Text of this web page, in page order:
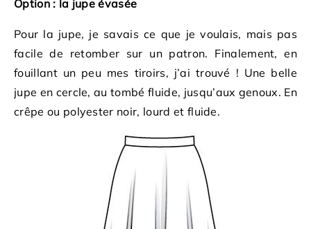
Option : la jupe évasée
Pour la jupe, je savais ce que je voulais, mais pas
facile de retomber sur un patron. Finalement, en
fouillant un peu mes tiroirs, j’ai trouvé ! Une belle
jupe en cercle, au tombé fluide, jusqu’aux genoux. En
crêpe ou polyester noir, lourd et fluide.